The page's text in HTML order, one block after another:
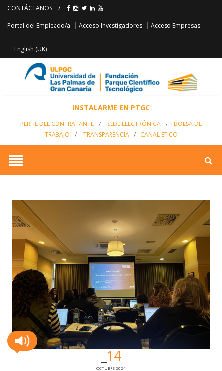
CONTÁCTANOS /
Portal del Empleado/a Acceso Investigadores Acceso Empresas
English (UK)
INSTALARME EN PTGC
PERFIL DEL CONTRATANTE / SEDE ELECTRÓNICA /
BOLSA DE
TRABAJO
/ TRANSPARENCIA/ CANAL ÉTICO
14
OCTUBRE 2024